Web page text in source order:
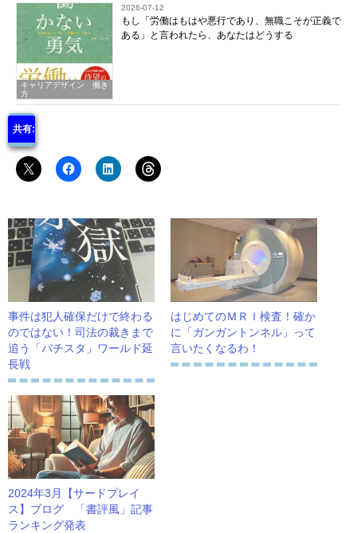
キャリアデザイン 働き
方
2026-07-12
もし「労働はもはや悪行であり、無職こそが正義で
ある」と言われたら、あなたはどうする
共有:
事件は犯人確保だけで終わる
のではない！司法の裁きまで
追う「バチスタ」ワールド延
長戦
はじめてのＭＲＩ検査！確か
に「ガンガントンネル」って
言いたくなるわ！
2024年3月【サードプレイ
ス】ブログ 「書評風」記事
ランキング発表